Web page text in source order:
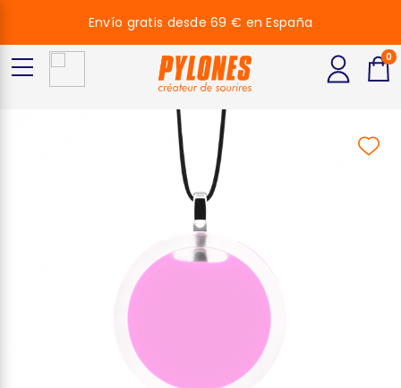
Envío gratis desde 69 € en España
0